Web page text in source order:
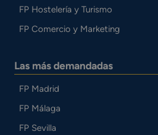
FP Hostelería y Turismo
FP Comercio y Marketing
Las más demandadas
FP Madrid
FP Málaga
FP Sevilla